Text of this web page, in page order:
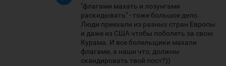
"флагами махать и лозунгами
раскидывать" - тоже большое дело.
Люди приехали из разных стран Европы
и даже из США чтобы поболеть за свою
Курама. И все болельщики махали
флагами, а наши что, должны
скандировать твой пост?))